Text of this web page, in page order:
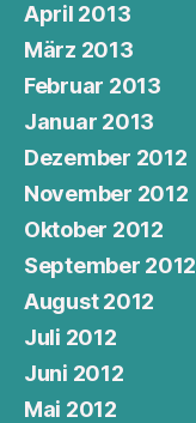
April 2013
März 2013
Februar 2013
Januar 2013
Dezember 2012
November 2012
Oktober 2012
September 2012
August 2012
Juli 2012
Juni 2012
Mai 2012